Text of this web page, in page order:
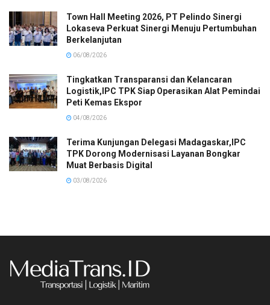
Town Hall Meeting 2026, PT Pelindo Sinergi
Lokaseva Perkuat Sinergi Menuju Pertumbuhan
Berkelanjutan
06/08/2026
Tingkatkan Transparansi dan Kelancaran
Logistik,IPC TPK Siap Operasikan Alat Pemindai
Peti Kemas Ekspor
04/08/2026
Terima Kunjungan Delegasi Madagaskar,IPC
TPK Dorong Modernisasi Layanan Bongkar
Muat Berbasis Digital
03/08/2026